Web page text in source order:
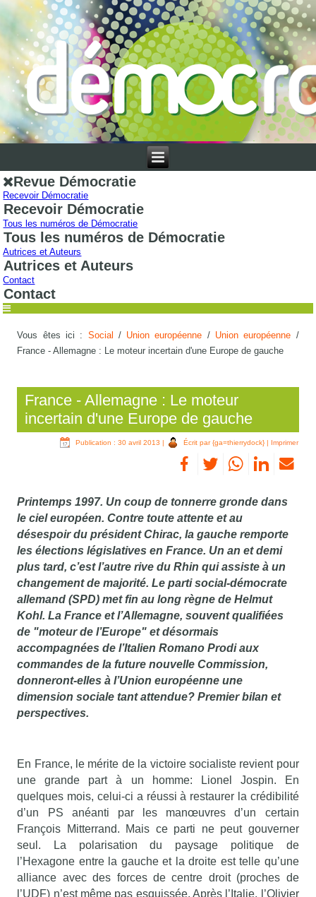
Revue Démocratie
Recevoir Démocratie
Recevoir Démocratie
Tous les numéros de Démocratie
Tous les numéros de Démocratie
Autrices et Auteurs
Autrices et Auteurs
Contact
Contact
Vous êtes ici : Social / Union européenne / Union européenne /
France - Allemagne : Le moteur incertain d'une Europe de gauche
France - Allemagne : Le moteur
incertain d'une Europe de gauche
Publication : 30 avril 2013 | Écrit par {ga=thierrydock}| Imprimer
Printemps 1997. Un coup de tonnerre gronde dans
le ciel européen. Contre toute attente et au
désespoir du président Chirac, la gauche remporte
les élections législatives en France. Un an et demi
plus tard, c’est l’autre rive du Rhin qui assiste à un
changement de majorité. Le parti social-démocrate
allemand (SPD) met fin au long règne de Helmut
Kohl. La France et l’Allemagne, souvent qualifiées
de "moteur de l’Europe" et désormais
accompagnées de l’Italien Romano Prodi aux
commandes de la future nouvelle Commission,
donneront-elles à l’Union européenne une
dimension sociale tant attendue? Premier bilan et
perspectives.
En France, le mérite de la victoire socialiste revient pour
une grande part à un homme: Lionel Jospin. En
quelques mois, celui-ci a réussi à restaurer la crédibilité
d’un PS anéanti par les manœuvres d’un certain
François Mitterrand. Mais ce parti ne peut gouverner
seul. La polarisation du paysage politique de
l’Hexagone entre la gauche et la droite est telle qu’une
alliance avec des forces de centre droit (proches de
l’UDF) n’est même pas esquissée. Après l’Italie, l’Olivier